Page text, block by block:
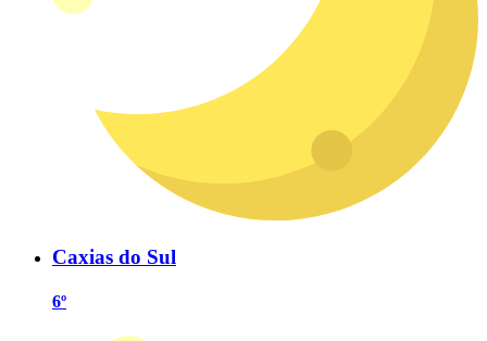
Caxias do Sul
6º